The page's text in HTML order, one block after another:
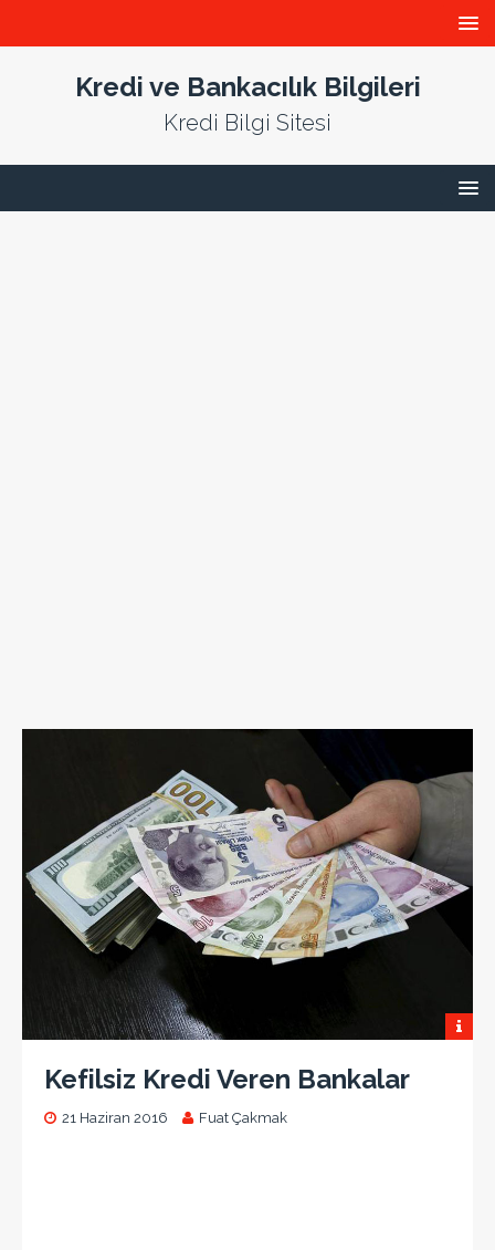
Kredi ve Bankacılık Bilgileri
Kredi Bilgi Sitesi
Kefilsiz Kredi Veren Bankalar
21 Haziran 2016 Fuat Çakmak